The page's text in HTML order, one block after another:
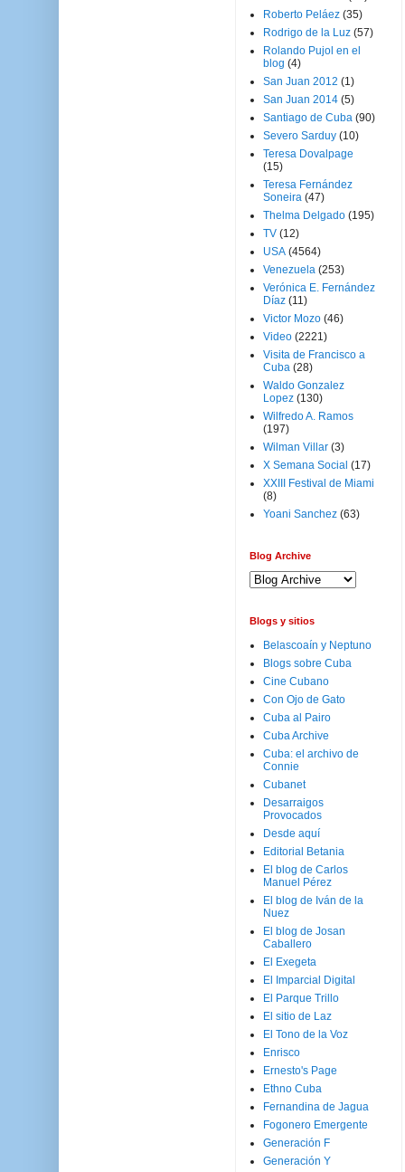
Roberto Peláez (35)
Rodrigo de la Luz (57)
Rolando Pujol en el
blog (4)
San Juan 2012 (1)
San Juan 2014 (5)
Santiago de Cuba (90)
Severo Sarduy (10)
Teresa Dovalpage
(15)
Teresa Fernández
Soneira (47)
Thelma Delgado (195)
TV (12)
USA (4564)
Venezuela (253)
Verónica E. Fernández
Díaz (11)
Victor Mozo (46)
Video (2221)
Visita de Francisco a
Cuba (28)
Waldo Gonzalez
Lopez (130)
Wilfredo A. Ramos
(197)
Wilman Villar (3)
X Semana Social (17)
XXIII Festival de Miami
(8)
Yoani Sanchez (63)
Blog Archive
Blogs y sitios
Belascoaín y Neptuno
Blogs sobre Cuba
Cine Cubano
Con Ojo de Gato
Cuba al Pairo
Cuba Archive
Cuba: el archivo de
Connie
Cubanet
Desarraigos
Provocados
Desde aquí
Editorial Betania
El blog de Carlos
Manuel Pérez
El blog de Iván de la
Nuez
El blog de Josan
Caballero
El Exegeta
El Imparcial Digital
El Parque Trillo
El sitio de Laz
El Tono de la Voz
Enrisco
Ernesto's Page
Ethno Cuba
Fernandina de Jagua
Fogonero Emergente
Generación F
Generación Y